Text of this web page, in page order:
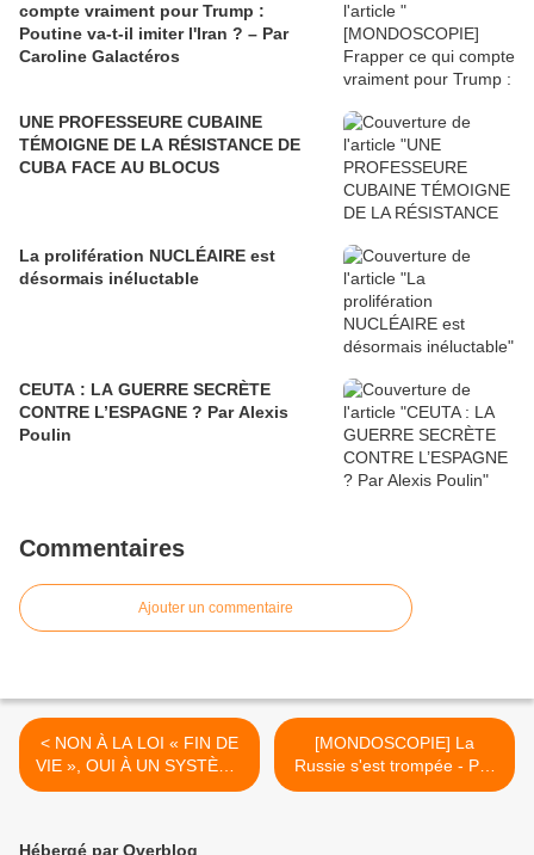
compte vraiment pour Trump :
Poutine va-t-il imiter l'Iran ? – Par
Caroline Galactéros
UNE PROFESSEURE CUBAINE
TÉMOIGNE DE LA RÉSISTANCE DE
CUBA FACE AU BLOCUS
La prolifération NUCLÉAIRE est
désormais inéluctable
CEUTA : LA GUERRE SECRÈTE
CONTRE L’ESPAGNE ? Par Alexis
Poulin
Commentaires
Ajouter un commentaire
< NON À LA LOI « FIN DE
VIE », OUI À UN SYSTÈME
DE SOINS DIGNE !
[MONDOSCOPIE] La
Russie s'est trompée - Par
Caroline Galactéros >
Hébergé par Overblog